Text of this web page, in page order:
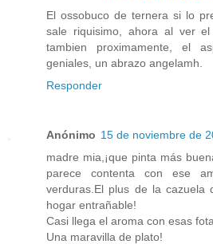
El ossobuco de ternera si lo
sale riquisimo, ahora al ver
tambien proximamente, el
geniales, un abrazo angelamh.
Responder
Anónimo 15 de noviembre de
madre mia,¡que pinta más
parece contenta con ese
verduras.El plus de la
hogar entrañable!
Casi llega el aroma con esas
Una maravilla de plato!